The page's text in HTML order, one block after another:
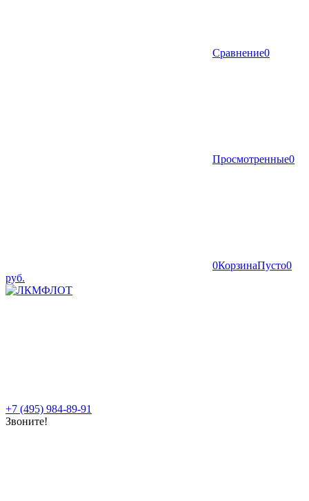
Сравнение0
Просмотренные0
0КорзинаПусто0
руб.
+7 (495) 984-89-91
Звоните!